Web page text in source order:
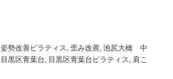
姿勢改善ピラティス 歪み改善 池尻大橋 中
目黒区青葉台 目黒区青葉台ピラティス
肩こ